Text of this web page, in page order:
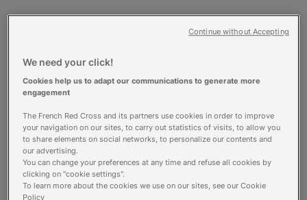
venus de toute la France pour soutenir la
Crise
Évacuations massives et flammes
indomptables : que faisons-nous en
Gironde et dans les Landes?
We need your click!
Cookies help us to adapt our communications to generate more
engagement
The French Red Cross and its partners use cookies in order to improve
your navigation on our sites, to carry out statistics of visits, to allow you
to share elements on social networks, to personalize our contents and
our advertising.
You can change your preferences at any time and refuse all cookies by
clicking on "cookie settings".
To learn more about the cookies we use on our sites, see our Cookie
Policy
Continue without Accepting